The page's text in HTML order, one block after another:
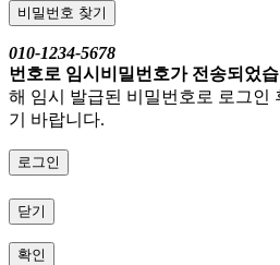
비밀번호 찾기
010-1234-5678
번호로 임시비밀번호가 전송되었
해 임시 발급된 비밀번호로 로그인
기 바랍니다.
로그인
닫기
확인